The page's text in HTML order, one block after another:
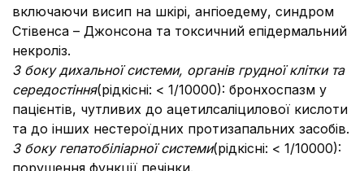
включаючи висип на шкірі, ангіоедему, синдром
Стівенса – Джонсона та токсичний епідермальний
некроліз.
З боку дихальної системи, органів грудної клітки та
середостіння(рідкісні: < 1/10000): бронхоспазм у
пацієнтів, чутливих до ацетилсаліцилової кислоти
та до інших нестероїдних протизапальних засобів.
З боку гепатобіліарної системи(рідкісні: < 1/10000):
порушення функції печінки.